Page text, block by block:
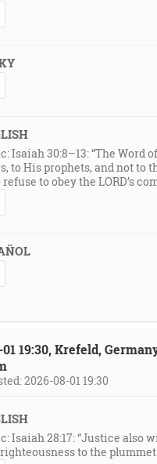
Isaiah 30:8–13: “The Word
to His prophets, and not to
to obey the LORD’s
01 19:30, Krefeld,
2026-08-01 19:30
Isaiah 28:17: “Justice also
to the